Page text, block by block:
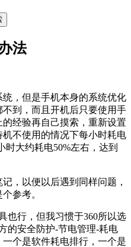
法
，但是手机本身的系统优化
到，而且开机后只要使用手
经验再自己摸索，重新设置
不使用的情况下每小时耗电
时大约耗电50%左右，达到
，以便以后遇到同样问题，
参考。
也行，但我习惯于360所以选
的安全防护-节电管理-耗电
个是软件耗电排行，一个是